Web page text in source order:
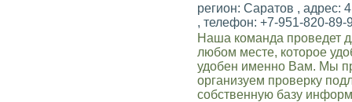
регион: Саратов , адрес:
, телефон: +7-951-820-89-
Наша команда проведет
любом месте, которое
удобен именно Вам. Мы
организуем проверку
собственную базу